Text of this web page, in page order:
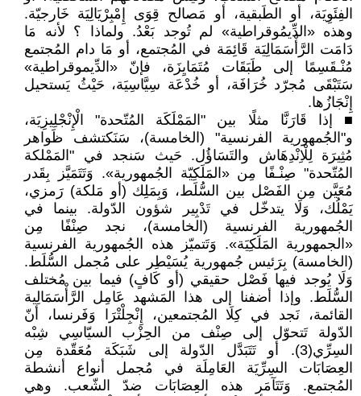
الفِئَوِيَة، أو الطَبقية، أو مَصالح قِوَى إِمْبِرْيَالِيَة خَارجيّة.
وهذه «الدِّيمُوقراطية» لم تُوجد بَعْدُ. ولماذا ؟ لأنه مَا
دَامَت الرَّأْسَمَالِيَة قَائِمَة في المُجتمع، أو مَا دام المُجتمع
مُنْـقَسِمًا إلى طَبَقَات مُتَمَايِزَة، فإنّ «الدِّيموقراطية»
سَتَبْقَى مُجرّد خُرَافَة، أو خُدْعَة سِيَّاسِيَة، حَيْثُ يَستحيل
إِنْجَازُها.
■ إذا قَارَنَّا مثلًا بين "المَمْلَكَة المُتّحدة" الْإِنْجْلِيزِيَة،
و"الجُمهورية الفرنسية" (الخامسة)، سَنَكتشف ظَواهر
مُثِيرَة لِلْاِنْدِهَاش والتَسَاؤُل. حَيث سَنجد في "المَمْلكة
المُتّحدة" صِنْـفًا مِن «المَلَكِيّة الجُمهورية». وَتَتَمَيَّز بِقَدر
مُعَيَّن مِن الفَصْل بين السُّلَط، وَبِمَلِك (أو مَلكة) رَمزي،
يَمْلُك، وَلَا يتدخّل في تَدْبِير شؤون الدّولة. بينما في
الجُمهورية الفرنسية (الخامسة)، نجد صِنْفًا مِن
«الجمهورية المَلَكِيَة». وَتَتميّز هذه الجُمهورية الفرنسية
(الخامسة) بِرَئيس جُمهورية يُسَيْطِر على مُجمل السُّلَط.
وَلَا يُوجد فيها فَصْل حقيقي (أو كَافٍ) فيما بين مُختلف
السُّلَط. وإذا أضفنا إلى هذا المَشهد عَامِل الرَّأْسَمَالِية
القائمة، نَجد في كِلَا المُجتمعين، إِنْجِلْتْرَا وَفَرنسا، أنّ
الدّولة تَتحوّل إلى صِنْف من الحِزْب السيّاسِي شِبْه
السِرِّي(3). أو تَتَبَدَّل الدّولة إلى شَبَكَة مُعَقّدة مِن
العِصَابَات السِرِّيَة العَامِلَة في مُجمل أنواع أنشطة
المُجتمع. وَتَتَآمَر هذه العِصَابَات ضدّ الشّعب. وهي